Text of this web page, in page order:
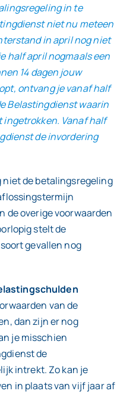
in te
niet nu meteen
in april nog niet
half april nogmaals een
14 dagen jouw
ontvang je vanaf half
Belastingdienst waarin
Vanaf half
de invordering
niet de betalingsregeling
de overige voorwaarden
stelt de
gevallen nog
van de
dan zijn er nog
je misschien
de
intrekt. Zo kan je
in plaats van vijf jaar af